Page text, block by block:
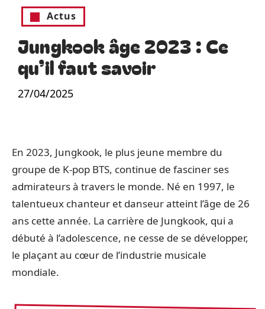
Actus
Jungkook âge 2023 : Ce
qu’il faut savoir
27/04/2025
En 2023, Jungkook, le plus jeune membre du
groupe de K-pop BTS, continue de fasciner ses
admirateurs à travers le monde. Né en 1997, le
talentueux chanteur et danseur atteint l’âge de 26
ans cette année. La carrière de Jungkook, qui a
débuté à l’adolescence, ne cesse de se développer,
le plaçant au cœur de l’industrie musicale
mondiale.